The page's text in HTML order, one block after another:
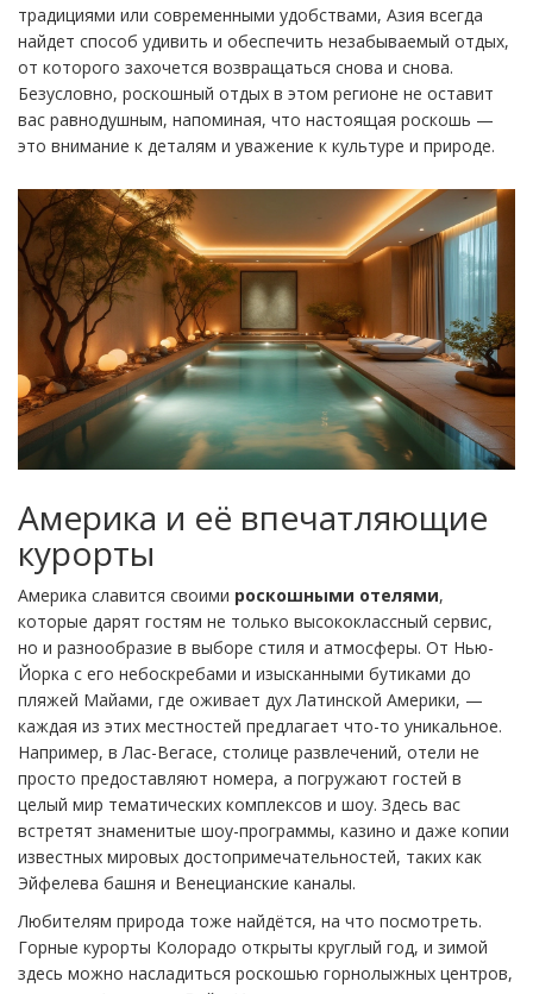
традициями или современными удобствами, Азия всегда
найдет способ удивить и обеспечить незабываемый отдых,
от которого захочется возвращаться снова и снова.
Безусловно, роскошный отдых в этом регионе не оставит
вас равнодушным, напоминая, что настоящая роскошь —
это внимание к деталям и уважение к культуре и природе.
Америка и её впечатляющие
курорты
Америка славится своими роскошными отелями,
которые дарят гостям не только высококлассный сервис,
но и разнообразие в выборе стиля и атмосферы. От Нью-
Йорка с его небоскребами и изысканными бутиками до
пляжей Майами, где оживает дух Латинской Америки, —
каждая из этих местностей предлагает что-то уникальное.
Например, в Лас-Вегасе, столице развлечений, отели не
просто предоставляют номера, а погружают гостей в
целый мир тематических комплексов и шоу. Здесь вас
встретят знаменитые шоу-программы, казино и даже копии
известных мировых достопримечательностей, таких как
Эйфелева башня и Венецианские каналы.
Любителям природа тоже найдётся, на что посмотреть.
Горные курорты Колорадо открыты круглый год, и зимой
здесь можно насладиться роскошью горнолыжных центров,